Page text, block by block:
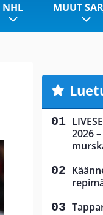
NHL MUUT
2026